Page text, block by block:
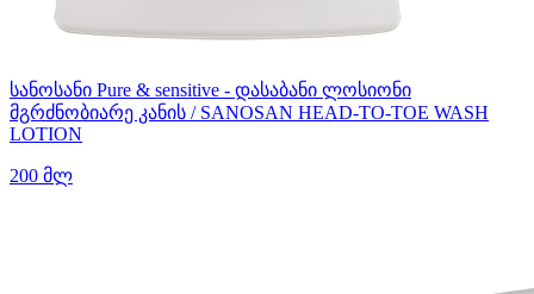
სანოსანი Pure & sensitive - დასაბანი ლოსიონი
მგრძნობიარე კანის / SANOSAN HEAD-TO-TOE WASH
LOTION
200 მლ